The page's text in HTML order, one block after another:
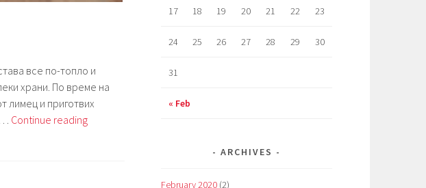
все по-топло и
храни. По време на
лимец и приготвих
Continue readingСедмица
« Feb
17 18 19 20 21 22 23
24 25 26 27 28 29 30
31
ARCHIVES
February 2020 (2)